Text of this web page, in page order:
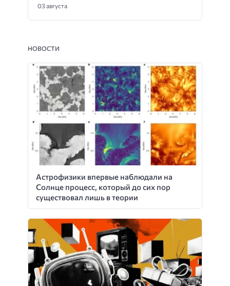
03 августа
НОВОСТИ
Астрофизики впервые наблюдали на
Солнце процесс, который до сих пор
существовал лишь в теории